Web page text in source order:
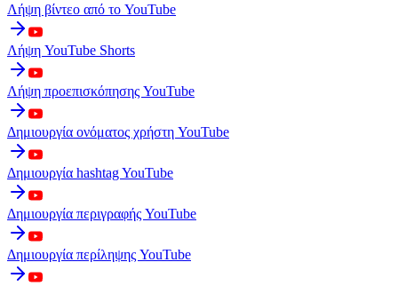
Λήψη βίντεο από το YouTube
Λήψη YouTube Shorts
Λήψη προεπισκόπησης YouTube
Δημιουργία ονόματος χρήστη YouTube
Δημιουργία hashtag YouTube
Δημιουργία περιγραφής YouTube
Δημιουργία περίληψης YouTube